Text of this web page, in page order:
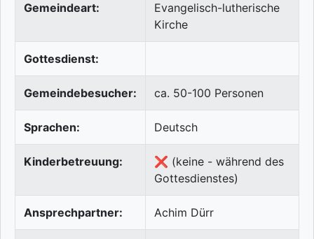
Gemeindeart:
Evangelisch-lutherische
Kirche
Gottesdienst:
Gemeindebesucher: ca. 50-100 Personen
Sprachen: Deutsch
Kinderbetreuung:
❌ (keine - während des
Gottesdienstes)
Ansprechpartner: Achim Dürr